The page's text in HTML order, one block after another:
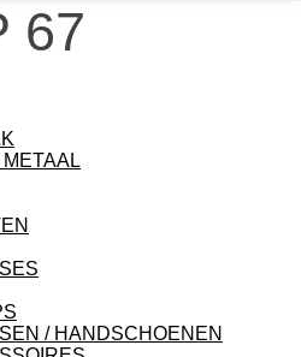
67
/ HANDSCHOENEN